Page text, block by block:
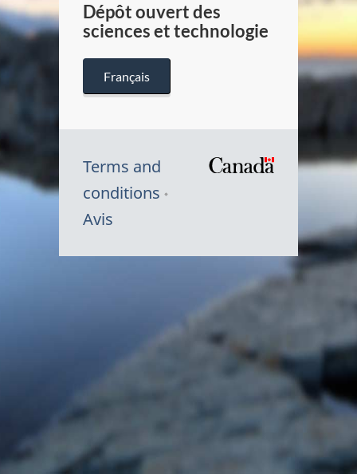
Dépôt ouvert des
sciences et technologie
Français
Terms and
conditions
Avis
du